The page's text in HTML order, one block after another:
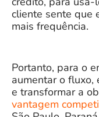
cliente sente que
mais frequência.
Portanto, para o
aumentar o fluxo,
e transformar a
vantagem